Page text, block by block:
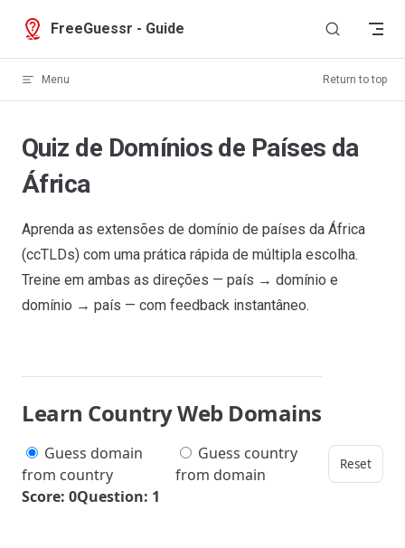
Skip to content
FreeGuessr - Guide
Menu Return to top
Quiz de Domínios de Países da
África
Aprenda as extensões de domínio de países da África
(ccTLDs) com uma prática rápida de múltipla escolha.
Treine em ambas as direções — país → domínio e
domínio → país — com feedback instantâneo.
Learn Country Web Domains
Guess domain
from country
Guess country
from domain
Reset
Score: 0Question: 1